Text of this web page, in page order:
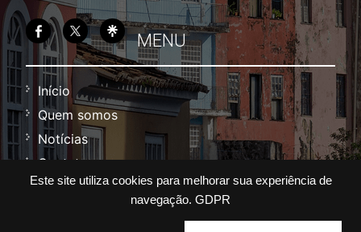
Este site utiliza cookies para melhorar sua experiência de
navegação. GDPR
MENU
Início
Quem somos
Notícias
Contato
Política